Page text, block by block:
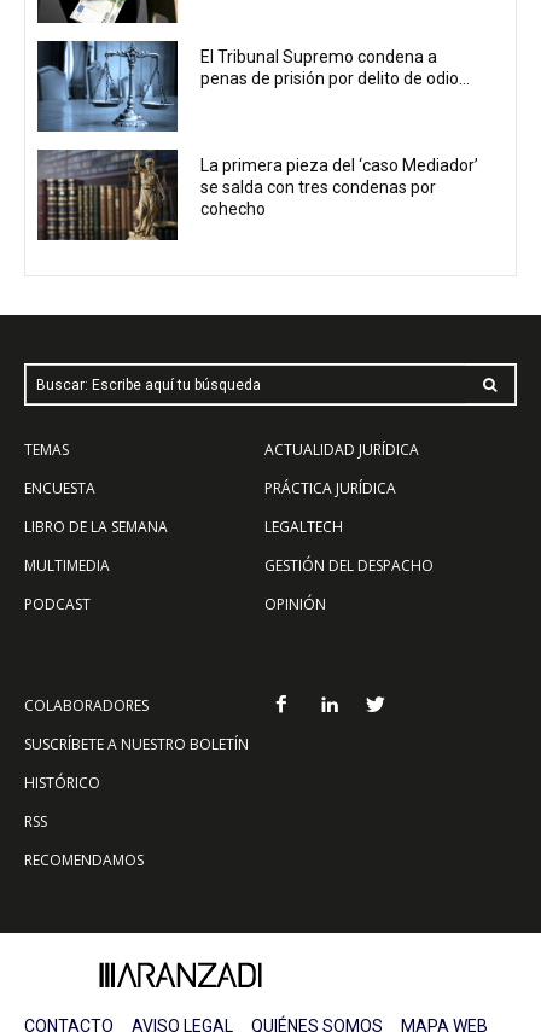
El Tribunal Supremo condena a
penas de prisión por delito de odio...
La primera pieza del ‘caso Mediador’
se salda con tres condenas por
cohecho
Buscar: Escribe aquí tu búsqueda
TEMAS
ENCUESTA
LIBRO DE LA SEMANA
MULTIMEDIA
PODCAST
ACTUALIDAD JURÍDICA
PRÁCTICA JURÍDICA
LEGALTECH
GESTIÓN DEL DESPACHO
OPINIÓN
COLABORADORES
SUSCRÍBETE A NUESTRO BOLETÍN
HISTÓRICO
RSS
RECOMENDAMOS
CONTACTO AVISO LEGAL QUIÉNES SOMOS MAPA WEB